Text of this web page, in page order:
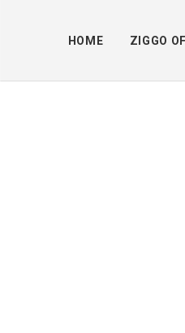
HOME ZIGGO